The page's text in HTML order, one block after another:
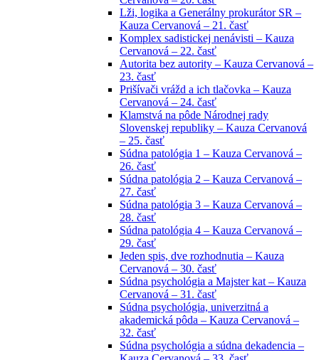
Lži, logika a Generálny prokurátor SR –
Kauza Cervanová – 21. časť
Komplex sadistickej nenávisti – Kauza
Cervanová – 22. časť
Autorita bez autority – Kauza Cervanová –
23. časť
Prišívači vrážd a ich tlačovka – Kauza
Cervanová – 24. časť
Klamstvá na pôde Národnej rady
Slovenskej republiky – Kauza Cervanová
– 25. časť
Súdna patológia 1 – Kauza Cervanová –
26. časť
Súdna patológia 2 – Kauza Cervanová –
27. časť
Súdna patológia 3 – Kauza Cervanová –
28. časť
Súdna patológia 4 – Kauza Cervanová –
29. časť
Jeden spis, dve rozhodnutia – Kauza
Cervanová – 30. časť
Súdna psychológia a Majster kat – Kauza
Cervanová – 31. časť
Súdna psychológia, univerzitná a
akademická pôda – Kauza Cervanová –
32. časť
Súdna psychológia a súdna dekadencia –